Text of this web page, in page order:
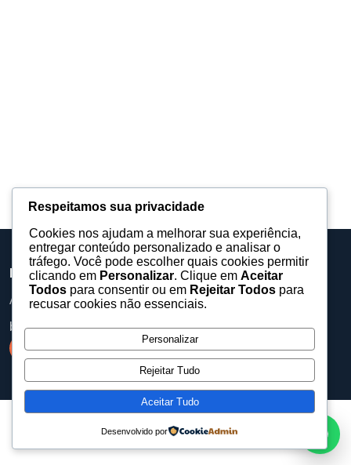
Barueri Eventos
Assessoria, equipamentos e produções para eventos.
baruerieventos@gmail.com
Respeitamos sua privacidade
Cookies nos ajudam a melhorar sua experiência,
entregar conteúdo personalizado e analisar o
tráfego. Você pode escolher quais cookies permitir
clicando em Personalizar. Clique em Aceitar
Todos para consentir ou em Rejeitar Todos para
recusar cookies não essenciais.
Personalizar
Rejeitar Tudo
Aceitar Tudo
Desenvolvido por